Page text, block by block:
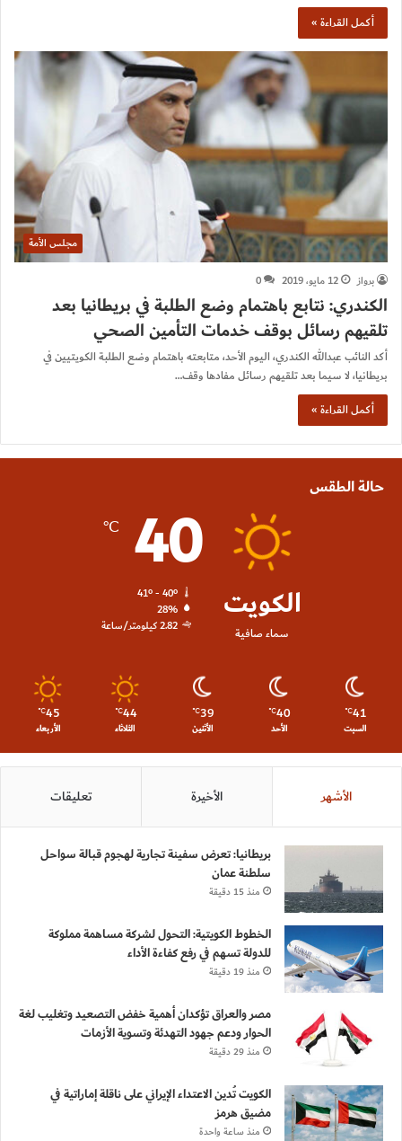
أكمل القراءة »
مجلس الأمة
برواز
12 مايو، 2019 0
الكندري: نتابع باهتمام وضع الطلبة في بريطانيا بعد
تلقيهم رسائل بوقف خدمات التأمين الصحي
أكد النائب عبدالله الكندري، اليوم الأحد، متابعته باهتمام وضع الطلبة الكويتيين في
بريطانيا، لا سيما بعد تلقيهم رسائل مفادها وقف…
أكمل القراءة »
حالة الطقس
الكويت
سماء صافية
40
℃
41º - 40º
28%
2.82 كيلومتر/ساعة
41
℃
السبت
40
℃
الأحد
39
℃
الأثنين
44
℃
الثلاثاء
45
℃
الأربعاء
الأشهر الأخيرة تعليقات
بريطانيا: تعرض سفينة تجارية لهجوم قبالة سواحل
سلطنة عمان
منذ 15 دقيقة
الخطوط الكويتية: التحول لشركة مساهمة مملوكة
للدولة تسهم في رفع كفاءة الأداء
منذ 19 دقيقة
مصر والعراق تؤكدان أهمية خفض التصعيد وتغليب لغة
الحوار ودعم جهود التهدئة وتسوية الأزمات
منذ 29 دقيقة
الكويت تُدين الاعتداء الإيراني على ناقلة إماراتية في
مضيق هرمز
منذ ساعة واحدة